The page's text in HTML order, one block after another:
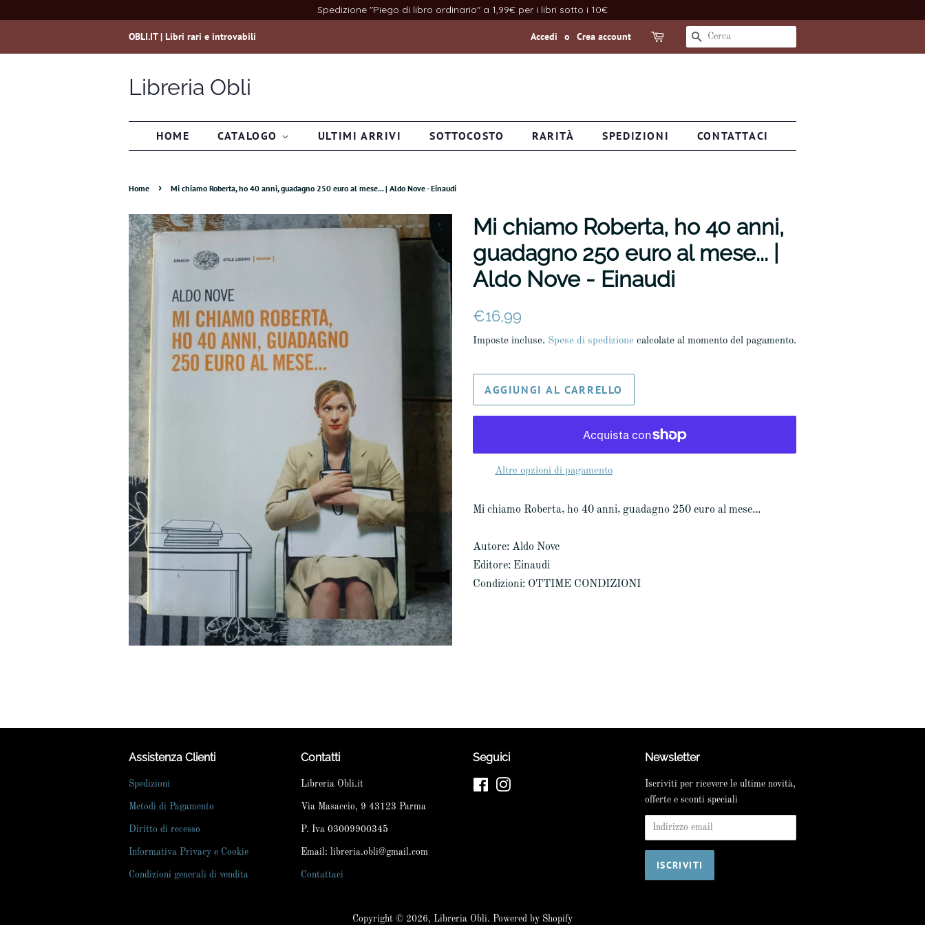
Spedizione "Piego di libro ordinario" a 1,99€ per i libri sotto i 10€
OBLI.IT | Libri rari e introvabili Accedi o Crea account CERCA
Libreria Obli
HOME CATALOGO ULTIMI ARRIVI SOTTOCOSTO RARITÀ SPEDIZIONI CONTATTACI
Home › Mi chiamo Roberta, ho 40 anni, guadagno 250 euro al mese... | Aldo Nove - Einaudi
Mi chiamo Roberta, ho 40 anni,
guadagno 250 euro al mese... |
Aldo Nove - Einaudi
Prezzo
listino
€16,99
Imposte incluse. Spese di spedizione calcolate al momento del pagamento.
AGGIUNGI AL CARRELLO
Altre opzioni di pagamento
Mi chiamo Roberta, ho 40 anni, guadagno 250 euro al mese...
Autore: Aldo Nove
Editore: Einaudi
Condizioni: OTTIME CONDIZIONI
Assistenza Clienti
Spedizioni
Metodi di Pagamento
Diritto di recesso
Informativa Privacy e Cookie
Condizioni generali di vendita
Contatti
Libreria Obli.it
Via Masaccio, 9 43123 Parma
P. Iva 03009900345
Email: libreria.obli@gmail.com
Contattaci
Seguici
Facebook
Newsletter
Iscriviti per ricevere le ultime novità,
offerte e sconti speciali
Copyright © 2026, Libreria Obli. Powered by Shopify